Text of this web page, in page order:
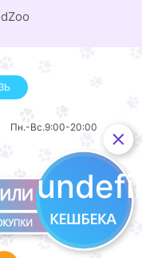
Пн.-Вс.9:00-20:00